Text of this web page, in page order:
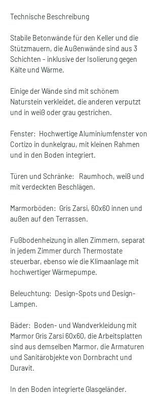
Technische Beschreibung
Stabile Betonwände für den Keller und die
Stützmauern, die Außenwände sind aus 3
Schichten - inklusive der Isolierung gegen
Kälte und Wärme.
Einige der Wände sind mit schönem
Naturstein verkleidet, die anderen verputzt
und in weiß oder grau gestrichen.
Fenster:  Hochwertige Aluminiumfenster von
Cortizo in dunkelgrau, mit kleinen Rahmen
und in den Boden integriert.
Türen und Schränke:   Raumhoch, weiß und
mit verdeckten Beschlägen.
Marmorböden:  Gris Zarsi, 60x60 innen und
außen auf den Terrassen.
Fußbodenheizung in allen Zimmern, separat
in jedem Zimmer durch Thermostate
steuerbar, ebenso wie die Klimaanlage mit
hochwertiger Wärmepumpe.
Beleuchtung:  Design-Spots und Design-
Lampen.
Bäder:  Boden- und Wandverkleidung mit
Marmor Gris Zarsi 60x60, die Arbeitsplatten
sind aus demselben Marmor, die Armaturen
und Sanitärobjekte von Dornbracht und
Duravit.
In den Boden integrierte Glasgeländer.